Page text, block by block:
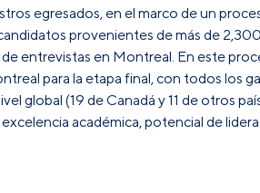
egresados, en el marco de un
provenientes de más de
entrevistas en Montreal. En este
para la etapa final, con todos los
global (19 de Canadá y 11 de otros
académica, potencial de